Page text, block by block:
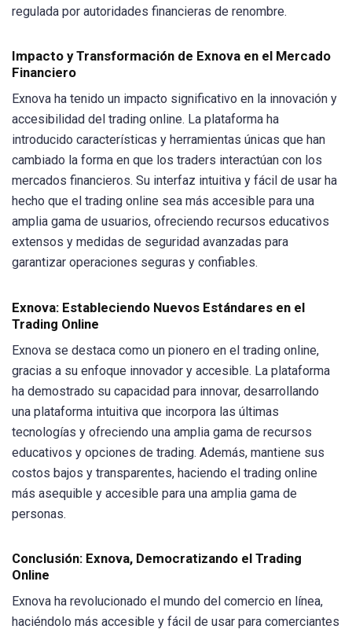
regulada por autoridades financieras de renombre.
Impacto y Transformación de Exnova en el Mercado
Financiero
Exnova ha tenido un impacto significativo en la innovación y
accesibilidad del trading online. La plataforma ha
introducido características y herramientas únicas que han
cambiado la forma en que los traders interactúan con los
mercados financieros. Su interfaz intuitiva y fácil de usar ha
hecho que el trading online sea más accesible para una
amplia gama de usuarios, ofreciendo recursos educativos
extensos y medidas de seguridad avanzadas para
garantizar operaciones seguras y confiables.
Exnova: Estableciendo Nuevos Estándares en el
Trading Online
Exnova se destaca como un pionero en el trading online,
gracias a su enfoque innovador y accesible. La plataforma
ha demostrado su capacidad para innovar, desarrollando
una plataforma intuitiva que incorpora las últimas
tecnologías y ofreciendo una amplia gama de recursos
educativos y opciones de trading. Además, mantiene sus
costos bajos y transparentes, haciendo el trading online
más asequible y accesible para una amplia gama de
personas.
Conclusión: Exnova, Democratizando el Trading
Online
Exnova ha revolucionado el mundo del comercio en línea,
haciéndolo más accesible y fácil de usar para comerciantes